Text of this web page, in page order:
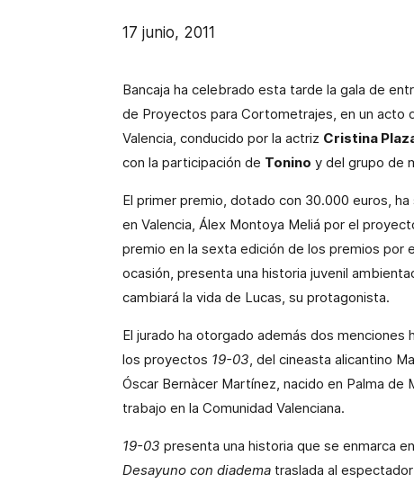
17 junio, 2011
Bancaja ha celebrado esta tarde la gala de
de Proyectos para Cortometrajes, en un acto
Valencia, conducido por la actriz Cristina
con la participación de Tonino y del grupo de
El primer premio, dotado con 30.000 euros,
en Valencia, Álex Montoya Meliá por el
premio en la sexta edición de los premios por
ocasión, presenta una historia juvenil
cambiará la vida de Lucas, su protagonista.
El jurado ha otorgado además dos menciones
los proyectos 19-03, del cineasta alicantino
Óscar Bernàcer Martínez, nacido en Palma
trabajo en la Comunidad Valenciana.
19-03 presenta una historia que se enmarca
Desayuno con diadema traslada al